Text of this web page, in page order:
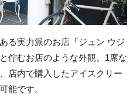
る実力派のお店『ジュン ウジ
佇むお店のような外観。1席な
店内で購入したアイスクリー
能です。